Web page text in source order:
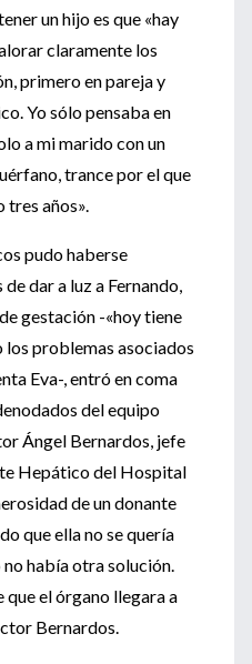
un hijo es que «hay
claramente los
primero en pareja y
Yo sólo pensaba en
a mi marido con un
trance por el que
tres años».
pudo haberse
dar a luz a Fernando,
gestación -«hoy tiene
los problemas asociados
Eva-, entró en coma
del equipo
Ángel Bernardos, jefe
Hepático del Hospital
de un donante
que ella no se quería
había otra solución.
que el órgano llegara a
Bernardos.